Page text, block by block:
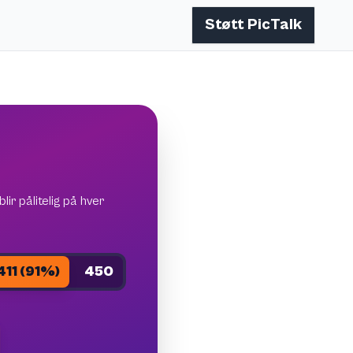
Støtt PicTalk
pålitelig på hver
(91%) 450